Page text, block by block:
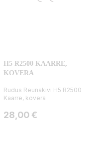
H5 R2500 KAARRE,
KOVERA
Rudus Reunakivi H5 R2500
Kaarre, kovera
Hinta
28,00 €